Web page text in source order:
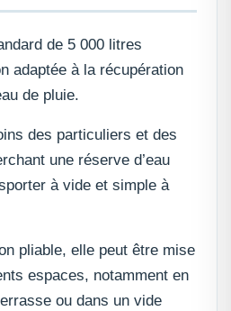
de 5 000 litres
adaptée à la récupération
de pluie.
des particuliers et des
une réserve d’eau
à vide et simple à
pliable, elle peut être mise
espaces, notamment en
ou dans un vide